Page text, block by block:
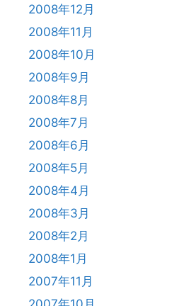
2008年12月
2008年11月
2008年10月
2008年9月
2008年8月
2008年7月
2008年6月
2008年5月
2008年4月
2008年3月
2008年2月
2008年1月
2007年11月